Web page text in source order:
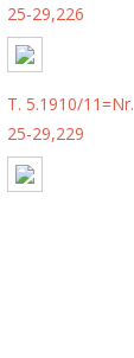
25-29,226
T. 5.1910/11=Nr.
25-29,229